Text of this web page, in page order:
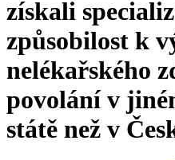
získali
způsobilost k
nelékařského
povolání v
státě než v